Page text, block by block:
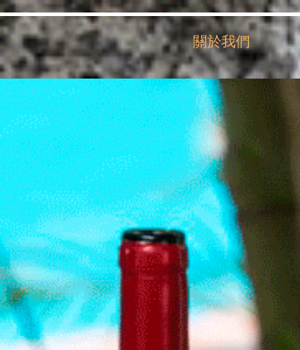
關於我們